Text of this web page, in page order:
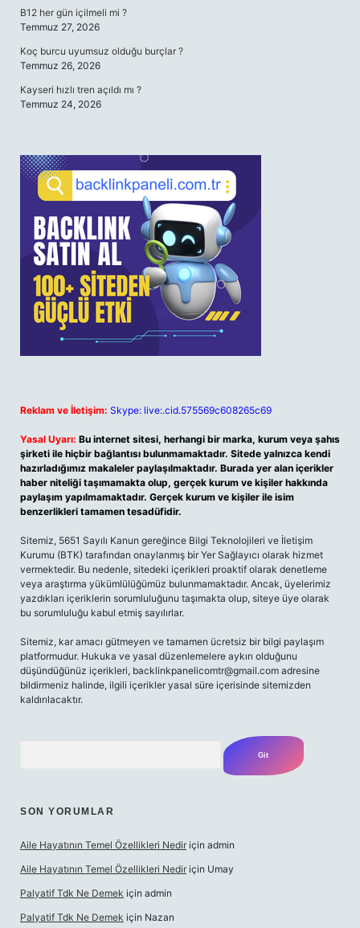
B12 her gün içilmeli mi ?
Temmuz 27, 2026
Koç burcu uyumsuz olduğu burçlar ?
Temmuz 26, 2026
Kayseri hızlı tren açıldı mı ?
Temmuz 24, 2026
Reklam ve İletişim: Skype: live:.cid.575569c608265c69
Yasal Uyarı: Bu internet sitesi, herhangi bir marka, kurum veya şahıs
şirketi ile hiçbir bağlantısı bulunmamaktadır. Sitede yalnızca kendi
hazırladığımız makaleler paylaşılmaktadır. Burada yer alan içerikler
haber niteliği taşımamakta olup, gerçek kurum ve kişiler hakkında
paylaşım yapılmamaktadır. Gerçek kurum ve kişiler ile isim
benzerlikleri tamamen tesadüfidir.
Sitemiz, 5651 Sayılı Kanun gereğince Bilgi Teknolojileri ve İletişim
Kurumu (BTK) tarafından onaylanmış bir Yer Sağlayıcı olarak hizmet
vermektedir. Bu nedenle, sitedeki içerikleri proaktif olarak denetleme
veya araştırma yükümlülüğümüz bulunmamaktadır. Ancak, üyelerimiz
yazdıkları içeriklerin sorumluluğunu taşımakta olup, siteye üye olarak
bu sorumluluğu kabul etmiş sayılırlar.
Sitemiz, kar amacı gütmeyen ve tamamen ücretsiz bir bilgi paylaşım
platformudur. Hukuka ve yasal düzenlemelere aykırı olduğunu
düşündüğünüz içerikleri, backlinkpanelicomtr@gmail.com adresine
bildirmeniz halinde, ilgili içerikler yasal süre içerisinde sitemizden
kaldırılacaktır.
SON YORUMLAR
Aile Hayatının Temel Özellikleri Nedir için admin
Aile Hayatının Temel Özellikleri Nedir için Umay
Palyatif Tdk Ne Demek için admin
Palyatif Tdk Ne Demek için Nazan